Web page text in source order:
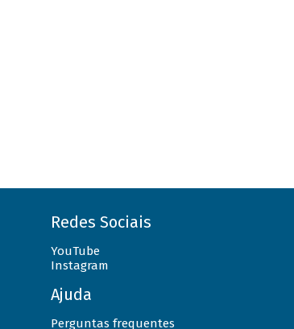
Redes Sociais
YouTube
Instagram
Ajuda
Perguntas frequentes